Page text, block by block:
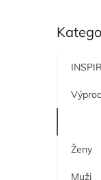
o
n
í
Přeskočit
kategorie
Ženy
Muži